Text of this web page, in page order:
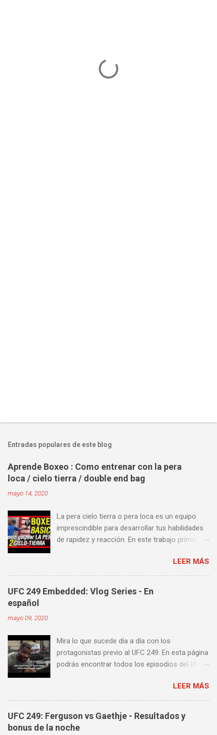
Entradas populares de este blog
Aprende Boxeo : Como entrenar con la pera
loca / cielo tierra / double end bag
mayo 14, 2020
La pera cielo tierra o pera loca es un equipo
imprescindible para desarrollar tus habilidades
de rapidez y reacción. En este trabajo prima
fuerza o la contundencia. Este trabajo también
es fenomenal para desarrollar esquives y
contra golpes a alta velocidad; así como
también las entradas rápidas para acortar
algunos videos donde puedes aprender a
golpear la pera cielo tierra o pera loca. En esta
lista de videos podrás ver diversos tipos de
LEER MÁS
UFC 249 Embedded: Vlog Series - En
español
mayo 09, 2020
Mira lo que sucede día a día con los
protagonistas previo al UFC 249. En esta página
podrás encontrar todos los episodios del UFC
castellano. Te sugiero que estés pendiente ya
que día a día iremos actualizando está pagina
con un nuevo episodio del UFC 249 Embedded:
Vlog Series. Episodio 1 Episodio 2
LEER MÁS
UFC 249: Ferguson vs Gaethje - Resultados y
bonus de la noche